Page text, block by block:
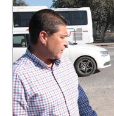
Salud Columna
Elecciones2021NL